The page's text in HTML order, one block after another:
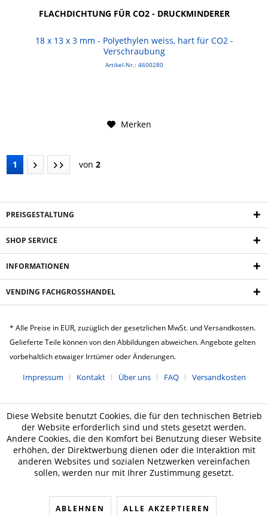
FLACHDICHTUNG FÜR CO2 - DRUCKMINDERER
18 x 13 x 3 mm - Polyethylen weiss, hart für CO2 -
Verschraubung
Artikel-Nr.: 4600280
Merken
1 von 2
PREISGESTALTUNG
SHOP SERVICE
INFORMATIONEN
VENDING FACHGROSSHANDEL
* Alle Preise in EUR, zuzüglich der gesetzlichen MwSt. und Versandkosten.
Gelieferte Teile können von den Abbildungen abweichen. Angebote gelten
vorbehaltlich etwaiger Irrtümer oder Änderungen.
Impressum Kontakt Über uns FAQ Versandkosten
Diese Website benutzt Cookies, die für den technischen Betrieb
der Website erforderlich sind und stets gesetzt werden.
Andere Cookies, die den Komfort bei Benutzung dieser Website
erhöhen, der Direktwerbung dienen oder die Interaktion mit
anderen Websites und sozialen Netzwerken vereinfachen
sollen, werden nur mit Ihrer Zustimmung gesetzt.
ABLEHNEN ALLE AKZEPTIEREN